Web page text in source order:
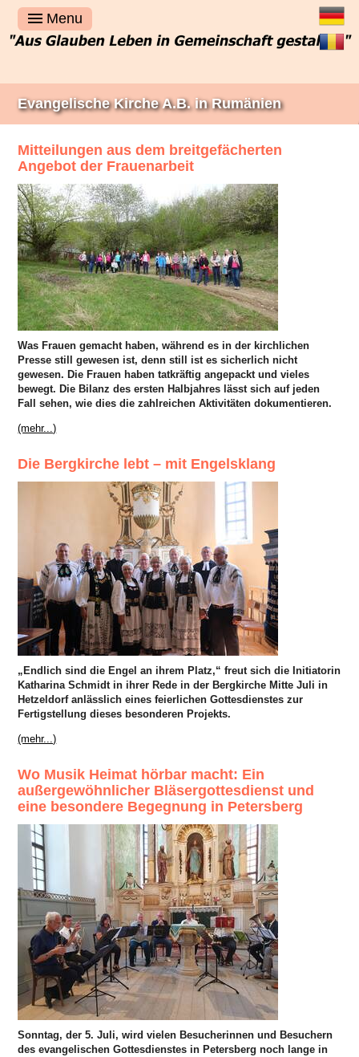
Evangelische Kirche A.B. in Rumänien
Mitteilungen aus dem breitgefächerten
Angebot der Frauenarbeit
Was Frauen gemacht haben, während es in der kirchlichen
Presse still gewesen ist, denn still ist es sicherlich nicht
gewesen. Die Frauen haben tatkräftig angepackt und vieles
bewegt. Die Bilanz des ersten Halbjahres lässt sich auf jeden
Fall sehen, wie dies die zahlreichen Aktivitäten dokumentieren.
(mehr...)
Die Bergkirche lebt – mit Engelsklang
„Endlich sind die Engel an ihrem Platz,“ freut sich die Initiatorin
Katharina Schmidt in ihrer Rede in der Bergkirche Mitte Juli in
Hetzeldorf anlässlich eines feierlichen Gottesdienstes zur
Fertigstellung dieses besonderen Projekts.
(mehr...)
Wo Musik Heimat hörbar macht: Ein
außergewöhnlicher Bläsergottesdienst und
eine besondere Begegnung in Petersberg
Sonntag, der 5. Juli, wird vielen Besucherinnen und Besuchern
des evangelischen Gottesdienstes in Petersberg noch lange in
Deutsch
Română
Menu